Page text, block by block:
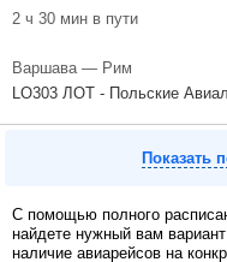
2 ч 30 мин в пути
Варшава — Рим
LO303 ЛОТ - Польские
Показать
С помощью полного
найдете нужный вам
наличие авиарейсов на